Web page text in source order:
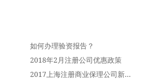
如何办理验资报告？
2018年2月注册公司优惠政策
2017上海注册商业保理公司新规定